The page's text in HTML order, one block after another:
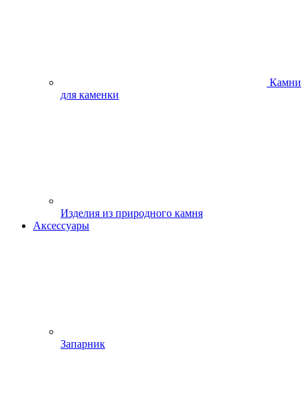
Камни
для каменки
Изделия из природного камня
Аксессуары
Запарник